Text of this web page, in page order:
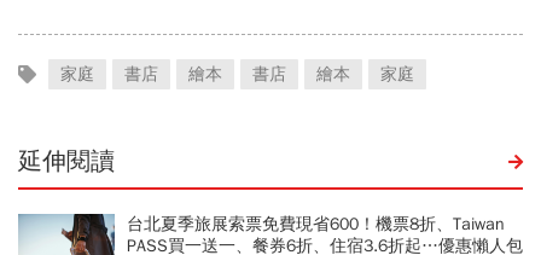
家庭 書店 繪本 書店 繪本 家庭
延伸閱讀
台北夏季旅展索票免費現省600！機票8折、Taiwan
PASS買一送一、餐券6折、住宿3.6折起…優惠懶人包